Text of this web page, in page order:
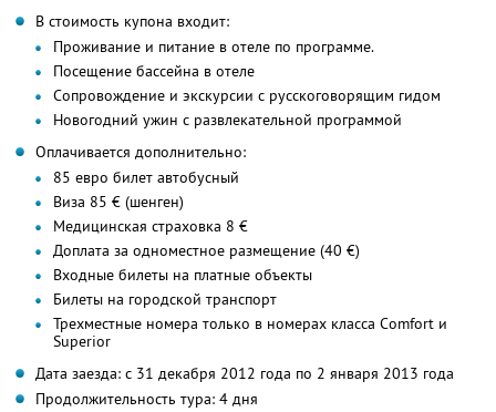
В стоимость купона входит:
Проживание и питание в отеле по программе.
Посещение бассейна в отеле
Сопровождение и экскурсии с русскоговорящим гидом
Новогодний ужин с развлекательной программой
Оплачивается дополнительно:
85 евро билет автобусный
Виза 85 € (шенген)
Медицинская страховка 8 €
Доплата за одноместное размещение (40 €)
Входные билеты на платные объекты
Билеты на городской транспорт
Трехместные номера только в номерах класса Comfort и
Superior
Дата заезда: с 31 декабря 2012 года по 2 января 2013 года
Продолжительность тура: 4 дня